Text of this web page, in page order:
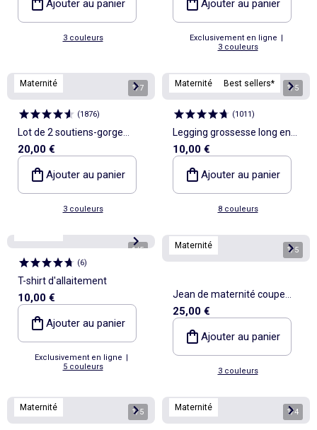
Ajouter au panier
3 couleurs
Ajouter au panier
Exclusivement en ligne |
3 couleurs
Maternité 1/7
(1876)
Lot de 2 soutiens-gorge
d'allaitement en coton
20,00 €
Ajouter au panier
3 couleurs
Maternité Best sellers* 1/5
(1011)
Legging grossesse long en
jersey uni
10,00 €
Ajouter au panier
8 couleurs
1/5
(6)
T-shirt d'allaitement
10,00 €
Ajouter au panier
Exclusivement en ligne |
5 couleurs
Maternité 1/5
Jean de maternité coupe
mom
25,00 €
Ajouter au panier
3 couleurs
Maternité 1/5 Maternité 1/4